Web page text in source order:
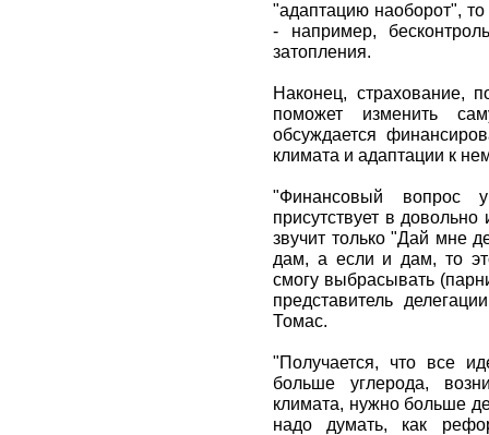
"адаптацию наоборот",
- например,
затопления.
Наконец, страхование,
поможет изменить
обсуждается
климата и адаптации к
"Финансовый вопрос
присутствует в
звучит только "Дай мне
дам, а если и дам, то
смогу выбрасывать
представитель
Томас.
"Получается, что все
больше углерода,
климата, нужно больше
надо думать, как